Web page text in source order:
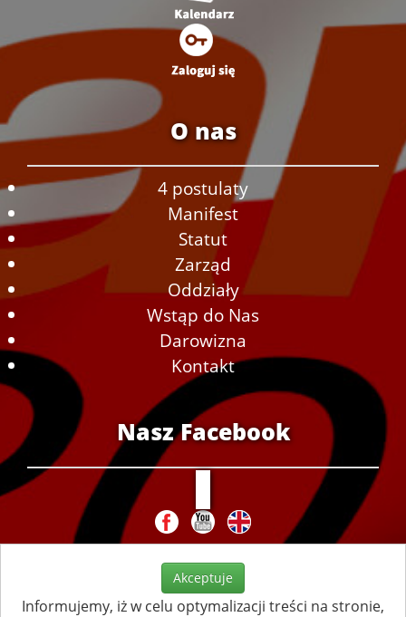
O nas
4 postulaty
Manifest
Statut
Zarząd
Oddziały
Wstąp do Nas
Darowizna
Kontakt
Nasz Facebook
Akceptuje
Informujemy, iż w celu optymalizacji treści na stronie,